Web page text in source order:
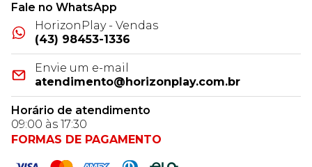
Fale no WhatsApp
HorizonPlay - Vendas
(43) 98453-1336
Envie um e-mail
atendimento@horizonplay.com.br
Horário de atendimento
09:00 às 17:30
FORMAS DE PAGAMENTO